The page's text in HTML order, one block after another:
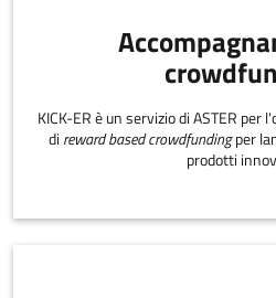
KICK-ER è un servizio di ASTER
di reward based crowdfundingper
prodotti